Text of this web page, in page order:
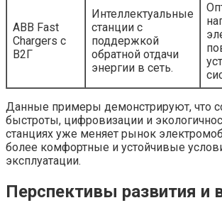
ABB Fast
Chargers с
В2Г
Интеллектуальные
станции с
поддержкой
обратной отдачи
энергии в сеть.
Данные примеры демонстрируют, что
быстроты, цифровизации и
станциях уже меняет рынок
более комфортные и устойчивые
эксплуатации.
Перспективы развития и